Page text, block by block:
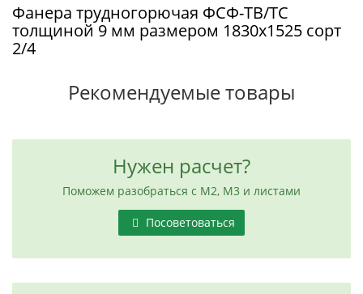
Фанера трудногорючая ФСФ-ТВ/ТС
толщиной 9 мм размером 1830х1525 сорт
2/4
Рекомендуемые товары
Нужен расчет?
Поможем разобраться с М2, М3 и листами
Посоветоваться